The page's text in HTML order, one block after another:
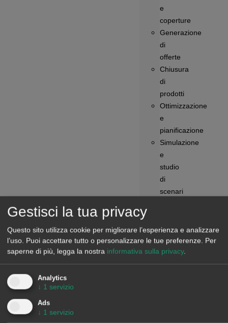
e
coperture
Generazione
di
offerte
Chiusura
di
prodotti
Ottimizzazione
e
pianificazione
Simulazione
e
studio
di
scenari
informazioni
Finanziamento
di
energia
Gestisci la tua privacy
Questo sito utilizza cookie per migliorare l’esperienza e analizzare
l’uso. Puoi accettare tutto o personalizzare le tue preferenze. Per
saperne di più, legga la nostra informativa sulla privacy.
Analytics
↓ 1 servizio
Ads
↓ 1 servizio